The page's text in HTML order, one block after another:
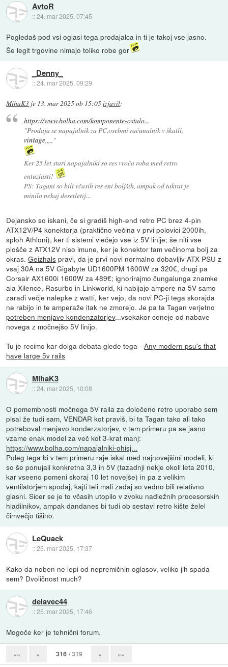
AvtoR
::24. mar 2025, 07:45
Pogledaš pod vsi oglasi tega prodajalca in ti je takoj vse jasno.
Še legit trgovine nimajo toliko robe gor
_Denny_
::24. mar 2025, 09:29
MihaK3 je 13. mar 2025 ob 15:05izjavil:
https://www.bolha.com/komponente-ostalo...
"Prodaja se napajalnik za PC,osebmi računalnik v škatli,
vintage,,,,, "
Ker 25 let stari napajalniki so res vroča roba med retro
entuziasti!
PS: Tagani so bili včasih res eni boljših, ampak od takrat je
minilo nekaj desetletij...
Dejansko so iskani, če si gradiš high-end retro PC brez 4-pin
ATX12V/P4 konektorja (praktično večina v prvi polovici 2000ih,
sploh Athloni), ker ti sistemi vlečejo vse iz 5V linije; še niti vse
plošče z ATX12V niso imune, ker je konektor tam večinoma bolj za
okras.Geizhals pravi, da je prvi novi normalno dobavljiv ATX PSU z
vsaj 30A na 5V Gigabyte UD1600PM 1600W za 320€, drugi pa
Corsair AX1600i 1600W za 489€; ignorirajmo čungalunga znamke
ala Xilence, Rasurbo in Linkworld, ki nabijajo ampere na 5V samo
zaradi večje nalepke z watti, ker vejo, da novi PC-ji tega skorajda
ne rabijo in te amperaže itak ne zmorejo. Je pa ta Tagan verjetno
potreben menjave kondenzatorjev...vsekakor ceneje od nabave
novega z močnejšo 5V linijo.
Tu je recimo kar dolga debata glede tega -Any modern psu's that
have large 5v rails
MihaK3
::24. mar 2025, 10:08
O pomembnosti močnega 5V raila za določeno retro uporabo sem
pisal že tudi sam, VENDAR kot praviš, bi ta Tagan tako ali tako
potreboval menjavo konderzatorjev, v tem primeru pa se jasno
vzame enak model za več kot 3-krat manj:
https://www.bolha.com/napajalniki-ohisj...
Poleg tega bi v tem primeru raje iskal med najnovejšimi modeli, ki
so še ponujali konkretna 3,3 in 5V (tazadnji nekje okoli leta 2010,
kar vseeno pomeni skoraj 10 let novejše) in pa z velikim
ventilatorjem spodaj, kajti teli mali zadaj so vedno bili relativno
glasni. Sicer se je to včasih utopilo v zvoku nadležnih procesorskih
hladilnikov, ampak dandanes bi tudi ob sestavi retro kište želel
čimvečjo tišino.
LeQuack
::25. mar 2025, 17:37
Kako da noben ne lepi od nepremičnin oglasov, veliko jih spada
sem? Dvoličnost much?
delavec44
::25. mar 2025, 17:46
Mogoče ker je tehnični forum.
«« « 316 / 319 » »»